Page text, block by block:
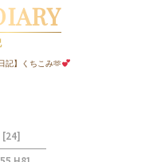
記】くちこみ🫶
[24]